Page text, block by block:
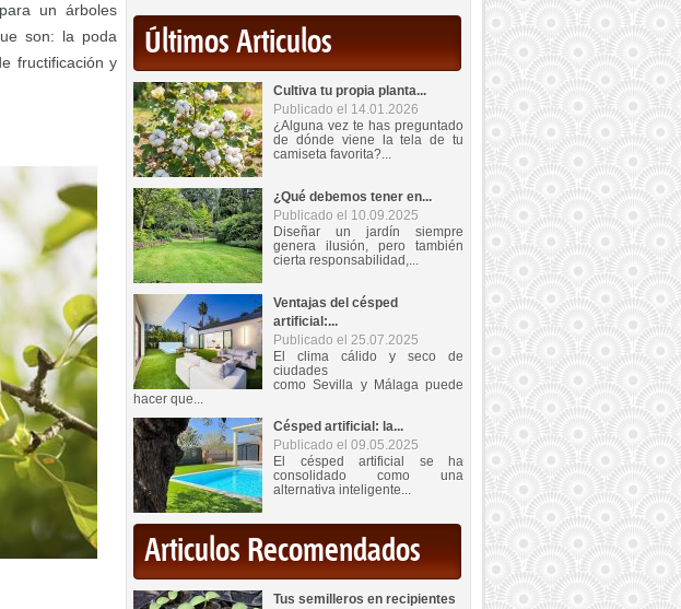
un árboles
son: la poda
fructificación y
Últimos Articulos
Cultiva tu propia planta...
Publicado el 14.01.2026
¿Alguna vez te has preguntado
de dónde viene la tela de tu
camiseta favorita?...
¿Qué debemos tener en...
Publicado el 10.09.2025
Diseñar un jardín siempre
genera ilusión, pero también
cierta responsabilidad,...
Ventajas del césped
artificial:...
Publicado el 25.07.2025
El clima cálido y seco de
ciudades
como Sevilla y Málaga puede
hacer que...
Césped artificial: la...
Publicado el 09.05.2025
El césped artificial se ha
consolidado como una
alternativa inteligente...
Articulos Recomendados
Tus semilleros en recipientes